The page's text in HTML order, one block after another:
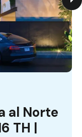
al Norte
TH |